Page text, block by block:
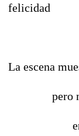
felicidad
La escena
pero más
en